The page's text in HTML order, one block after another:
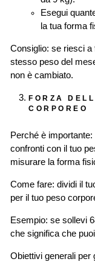
Esegui
la tua forma
Consiglio: se riesci a
stesso peso del
non è cambiato.
FORZA
CORPOREO
Perché è importante:
confronti con il tuo
misurare la forma
Come fare: dividi il
per il tuo peso
Esempio: se sollevi
che significa che
Obiettivi generali per